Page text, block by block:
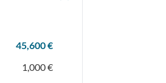
45,600 €
1,000 €